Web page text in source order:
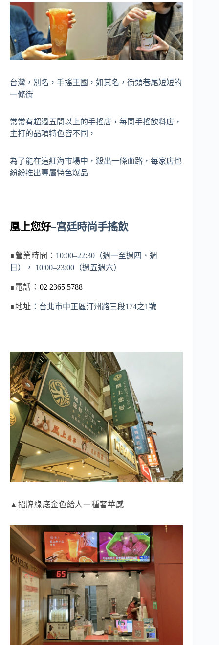
台灣，別名，手搖王國，如其名，街頭巷尾短短的
一條街
常常有超過五間以上的手搖店，每間手搖飲料店，
主打的品項特色皆不同，
為了能在這紅海市場中，殺出一條血路，每家店也
紛紛推出專屬特色爆品
凰上您好–宮廷時尚手搖飲
∎ 營業時間： 10:00–22:30（週一至週四、週
日）， 10:00–23:00（週五週六）
∎ 電話： 02 2365 5788
∎地址 ：台北市中正區汀州路三段174之1號
▲招牌綠底金色給人一種奢華感